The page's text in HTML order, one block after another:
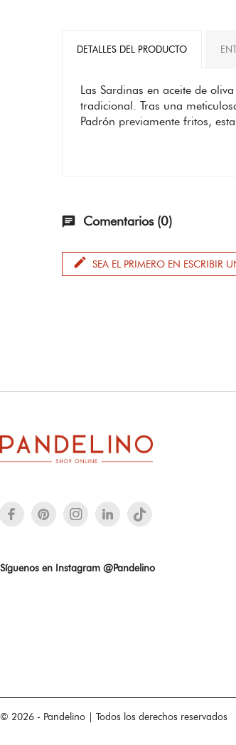
DETALLES DEL PRODUCTO
Las Sardinas en aceite de
tradicional. Tras una
Padrón previamente fritos,
chat Comentarios (0)
edit SEA EL PRIMERO EN ESCRIBIR
Síguenos en Instagram @Pandelino
© 2026 - Pandelino | Todos los derechos reservados